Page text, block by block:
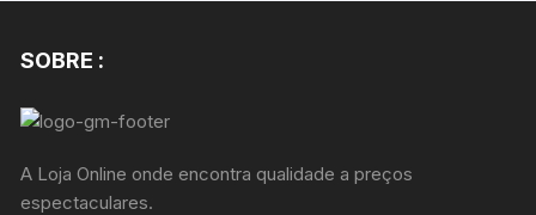
SOBRE :
A Loja Online onde encontra qualidade a preços
espectaculares.